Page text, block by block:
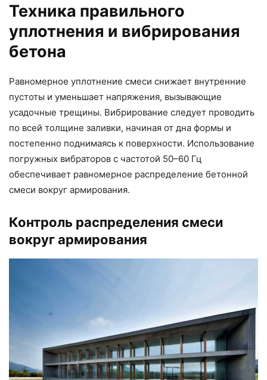
Техника правильного
уплотнения и вибрирования
бетона
Равномерное уплотнение смеси снижает внутренние
пустоты и уменьшает напряжения, вызывающие
усадочные трещины. Вибрирование следует проводить
по всей толщине заливки, начиная от дна формы и
постепенно поднимаясь к поверхности. Использование
погружных вибраторов с частотой 50–60 Гц
обеспечивает равномерное распределение бетонной
смеси вокруг армирования.
Контроль распределения смеси
вокруг армирования